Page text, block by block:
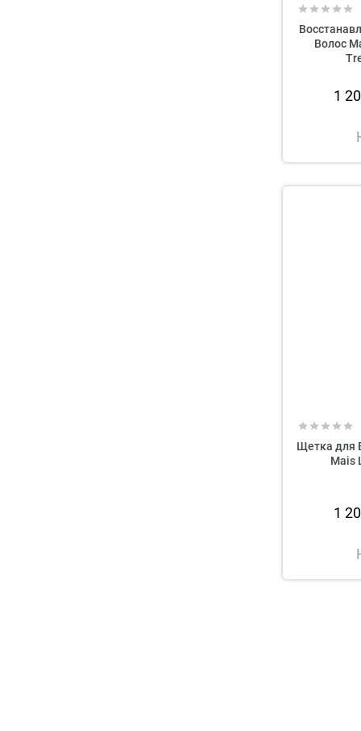
Волос
1
Щетка для
Mais
1